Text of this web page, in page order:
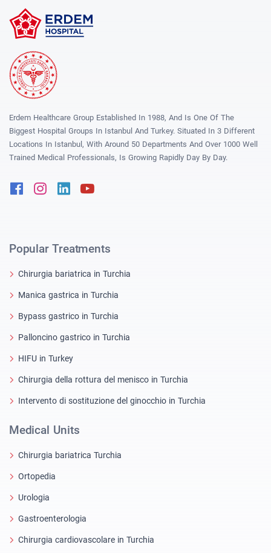
Erdem Healthcare Group Established In 1988, And Is One Of The
Biggest Hospital Groups In Istanbul And Turkey. Situated In 3 Different
Locations In Istanbul, With Around 50 Departments And Over 1000 Well
Trained Medical Professionals, Is Growing Rapidly Day By Day.
FacebookInstagram
Linkedin
Popular Treatments
Chirurgia bariatrica in Turchia
Manica gastrica in Turchia
Bypass gastrico in Turchia
Palloncino gastrico in Turchia
HIFU in Turkey
Chirurgia della rottura del menisco in Turchia
Intervento di sostituzione del ginocchio in Turchia
Medical Units
Chirurgia bariatrica Turchia
Ortopedia
Urologia
Gastroenterologia
Chirurgia cardiovascolare in Turchia